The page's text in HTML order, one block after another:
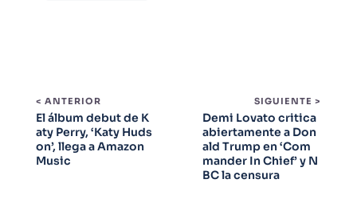
< ANTERIOR
El álbum debut de K
aty Perry, ‘Katy Huds
on’, llega a Amazon
Music
SIGUIENTE >
Demi Lovato critica
abiertamente a Don
ald Trump en ‘Com
mander In Chief’ y N
BC la censura